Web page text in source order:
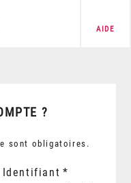
AIDE
?
sont obligatoires.
Identifiant